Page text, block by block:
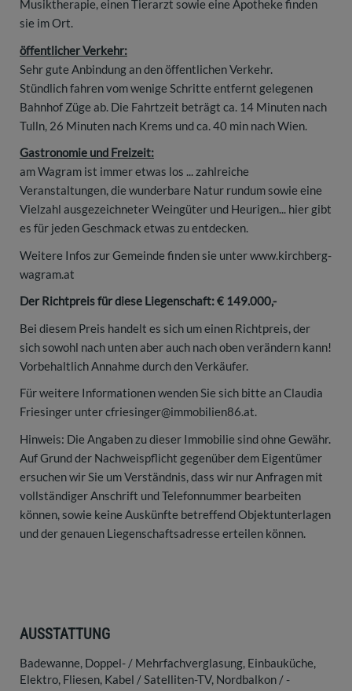
Musiktherapie, einen Tierarzt sowie eine Apotheke finden
sie im Ort.
öffentlicher Verkehr:
Sehr gute Anbindung an den öffentlichen Verkehr.
Stündlich fahren vom wenige Schritte entfernt gelegenen
Bahnhof Züge ab. Die Fahrtzeit beträgt ca. 14 Minuten nach
Tulln, 26 Minuten nach Krems und ca. 40 min nach Wien.
Gastronomie und Freizeit:
am Wagram ist immer etwas los ... zahlreiche
Veranstaltungen, die wunderbare Natur rundum sowie eine
Vielzahl ausgezeichneter Weingüter und Heurigen... hier gibt
es für jeden Geschmack etwas zu entdecken.
Weitere Infos zur Gemeinde finden sie unter www.kirchberg-
wagram.at
Der Richtpreis für diese Liegenschaft: € 149.000,-
Bei diesem Preis handelt es sich um einen Richtpreis, der
sich sowohl nach unten aber auch nach oben verändern kann!
Vorbehaltlich Annahme durch den Verkäufer.
Für weitere Informationen wenden Sie sich bitte an Claudia
Friesinger unter cfriesinger@immobilien86.at.
Hinweis: Die Angaben zu dieser Immobilie sind ohne Gewähr.
Auf Grund der Nachweispflicht gegenüber dem Eigentümer
ersuchen wir Sie um Verständnis, dass wir nur Anfragen mit
vollständiger Anschrift und Telefonnummer bearbeiten
können, sowie keine Auskünfte betreffend Objektunterlagen
und der genauen Liegenschaftsadresse erteilen können.
AUSSTATTUNG
Badewanne Doppel- / Mehrfachverglasung Einbauküche
Elektro Fliesen Kabel / Satelliten-TV Nordbalkon / -